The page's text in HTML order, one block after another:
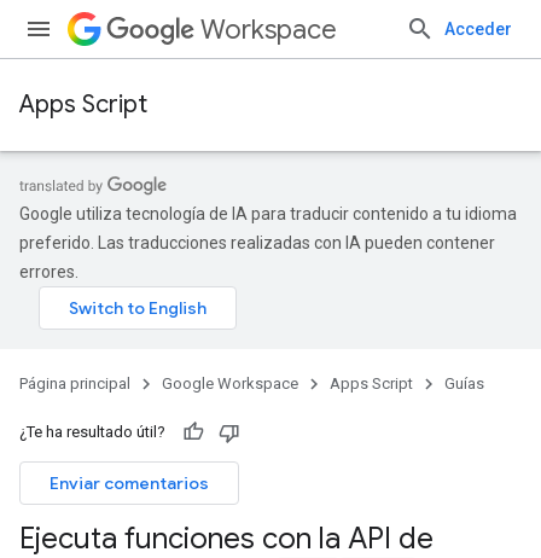
Workspace Acceder
Apps Script
Google utiliza tecnología de IA para traducir contenido a tu idioma
preferido. Las traducciones realizadas con IA pueden contener
errores.
Página principal Google Workspace Apps Script Guías
¿Te ha resultado útil?
Enviar comentarios
Ejecuta funciones con la API de